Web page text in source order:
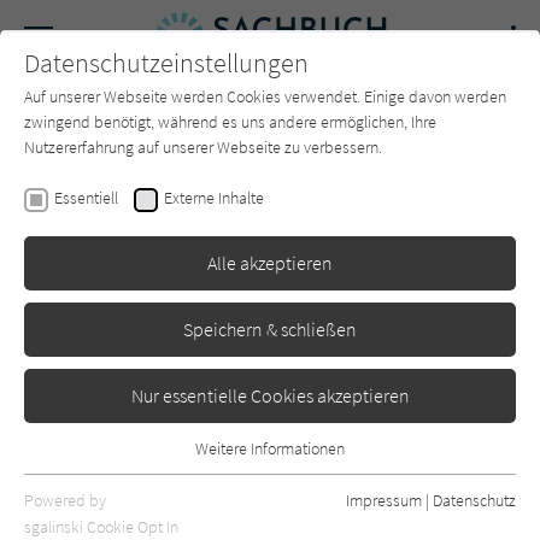
SUCHE Forum Charts Newsletter
Sandra Leitte
Erschienen: Februar 2021 0
Datenschutzeinstellungen
Auf unserer Webseite werden Cookies verwendet. Einige davon werden
zwingend benötigt, während es uns andere ermöglichen, Ihre
Nutzererfahrung auf unserer Webseite zu verbessern.
Essentiell Externe Inhalte
Alle akzeptieren
Speichern & schließen
Nur essentielle Cookies akzeptieren
Essentielle Cookies werden für grundlegende Funktionen der
Webseite benötigt. Dadurch ist gewährleistet, dass die Webseite
Weitere Informationen
Powered by
sgalinski Cookie Opt In
Impressum | Datenschutz